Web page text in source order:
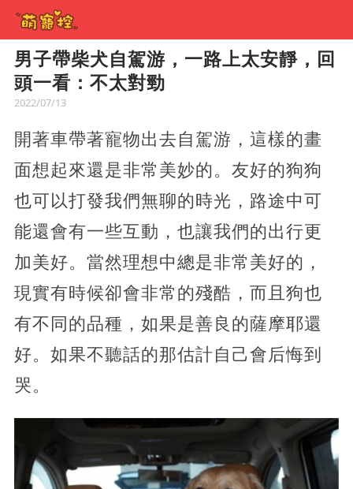
男子帶柴犬自駕游，一路上太安靜，回
頭一看：不太對勁
2022/07/13
開著車帶著寵物出去自駕游，這樣的畫
面想起來還是非常美妙的。友好的狗狗
也可以打發我們無聊的時光，路途中可
能還會有一些互動，也讓我們的出行更
加美好。當然理想中總是非常美好的，
現實有時候卻會非常的殘酷，而且狗也
有不同的品種，如果是善良的薩摩耶還
好。如果不聽話的那估計自己會后悔到
哭。